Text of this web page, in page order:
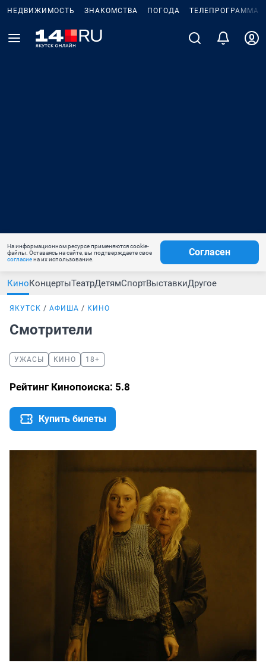
НЕДВИЖИМОСТЬ ЗНАКОМСТВА ПОГОДА ТЕЛЕПРОГРАММА
На информационном ресурсе применяются cookie-
файлы. Оставаясь на сайте, вы подтверждаете свое
согласиена их использование.
Согласен
КиноКонцертыТеатрДетямСпортВыставкиДругое
ЯКУТСК АФИША КИНО
Смотрители
УЖАСЫ КИНО 18+
Рейтинг Кинопоиска: 5.8
Купить билеты